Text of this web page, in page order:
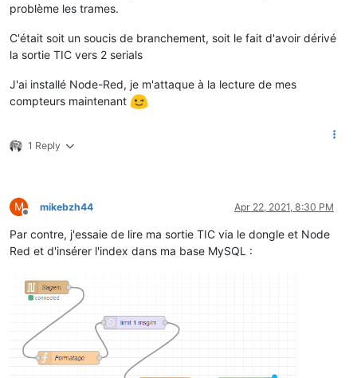
problème les trames.
C'était soit un soucis de branchement, soit le fait d'avoir dérivé
la sortie TIC vers 2 serials
J'ai installé Node-Red, je m'attaque à la lecture de mes
compteurs maintenant
1 Reply
M
Offline
mikebzh44 Apr 22, 2021, 8:30 PM
Par contre, j'essaie de lire ma sortie TIC via le dongle et Node
Red et d'insérer l'index dans ma base MySQL :